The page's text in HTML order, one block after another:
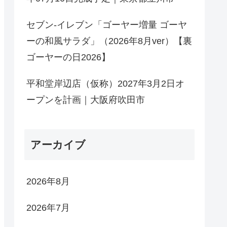
セブン-イレブン「ゴーヤー増量 ゴーヤ
ーの和風サラダ」（2026年8月ver）【裏
ゴーヤーの日2026】
平和堂岸辺店（仮称）2027年3月2日オ
ープンを計画｜大阪府吹田市
アーカイブ
2026年8月
2026年7月